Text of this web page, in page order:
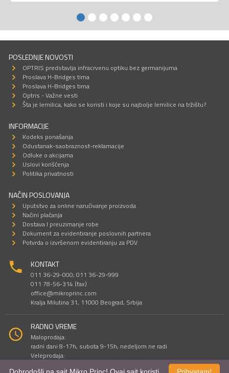
POSLEDNJE NOVOSTI
OPTRIS predstavlja infracrvenu optiku bez germanijuma
Proslava H-Bridges tima
Proslava H-Bridges tima
Optris - Važne vesti
Šta je lemilica, kako se koristi i koje su najbolje lemilice na tržištu?
INFORMACIJE
Kodeks ponašanja
Odustanak-saobraznost-reklamacije
Odluke o akcijama
Uslovi korišćenja
Politika privatnosti
NAČIN POSLOVANJA
Uputstvo za online naručivanje proizvoda
Načini plaćanja
Dostava I preuzimanje robe
Dokument za evidentiranje poslovnih partnera
Potvrda o izvršenom evidentiranju za PDV
KONTAKT
011 36-29-000; 011 36-29-999
011 78-56-314 (fax)
office@mikroprinc.com
Kralja Milutina 31, 11000 Beograd, Srbija
RADNO VREME
Maloprodaja:
radni dani 8-17h, subota 9-15h, nedeljom ne radi
Veleprodaja: